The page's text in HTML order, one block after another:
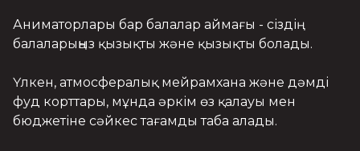
Аниматорлары бар балалар аймағы - сіздің
балаларыңыз қызықты және қызықты болады.
Үлкен, атмосфералық мейрамхана және дәмді
фуд корттары, мұнда әркім өз қалауы мен
бюджетіне сәйкес тағамды таба алады.